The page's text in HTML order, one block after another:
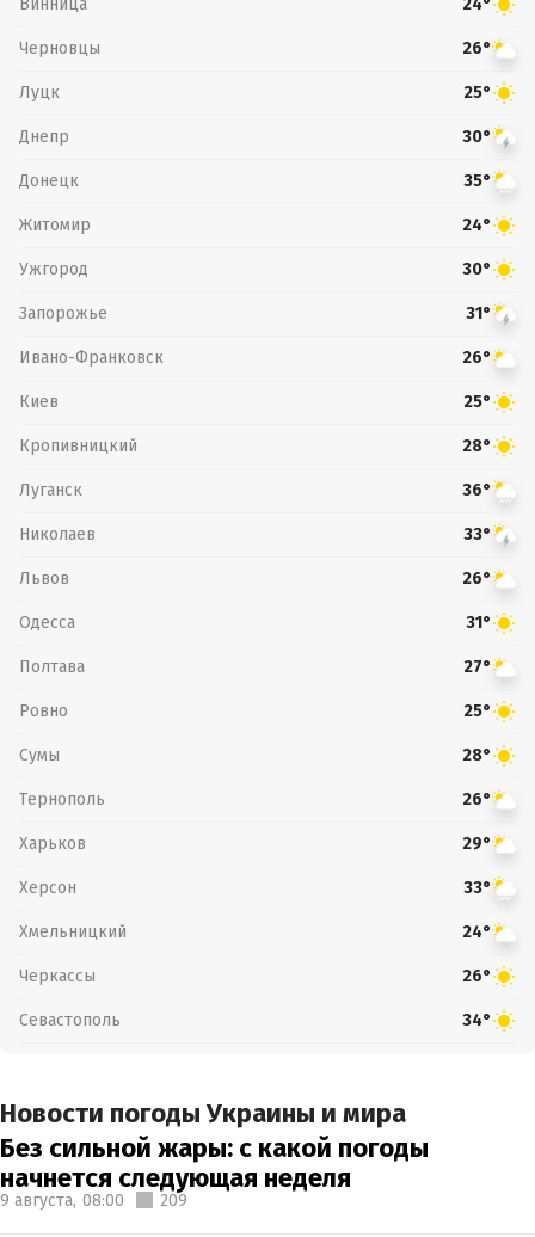
24°
Черновцы 26°
Луцк 25°
Днепр 30°
Донецк 35°
Житомир 24°
Ужгород 30°
Запорожье 31°
Ивано-Франковск 26°
Киев 25°
Кропивницкий 28°
Луганск 36°
Николаев 33°
Львов 26°
Одесса 31°
Полтава 27°
Ровно 25°
Сумы 28°
Тернополь 26°
Харьков 29°
Херсон 33°
Хмельницкий 24°
Черкассы 26°
Севастополь 34°
Новости погоды Украины и мира
Без сильной жары: с какой погоды
начнется следующая неделя
9 августа, 08:00 209